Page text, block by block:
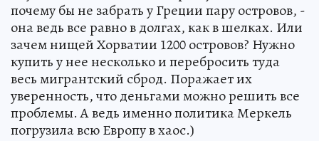
почему бы не забрать у Греции пару островов, -
она ведь все равно в долгах, как в шелках. Или
зачем нищей Хорватии 1200 островов? Нужно
купить у нее несколько и перебросить туда
весь мигрантский сброд. Поражает их
уверенность, что деньгами можно решить все
проблемы. А ведь именно политика Меркель
погрузила всю Европу в хаос.)